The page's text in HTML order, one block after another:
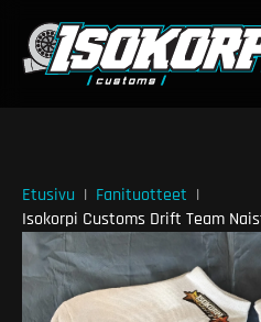
Etusivu
Fanituotteet
Isokorpi Customs Drift Team